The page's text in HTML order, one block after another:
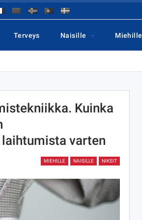
Terveys Naisille Miehille
Kuinka
varten
MIEHILLE NAISILLE NIKSIT